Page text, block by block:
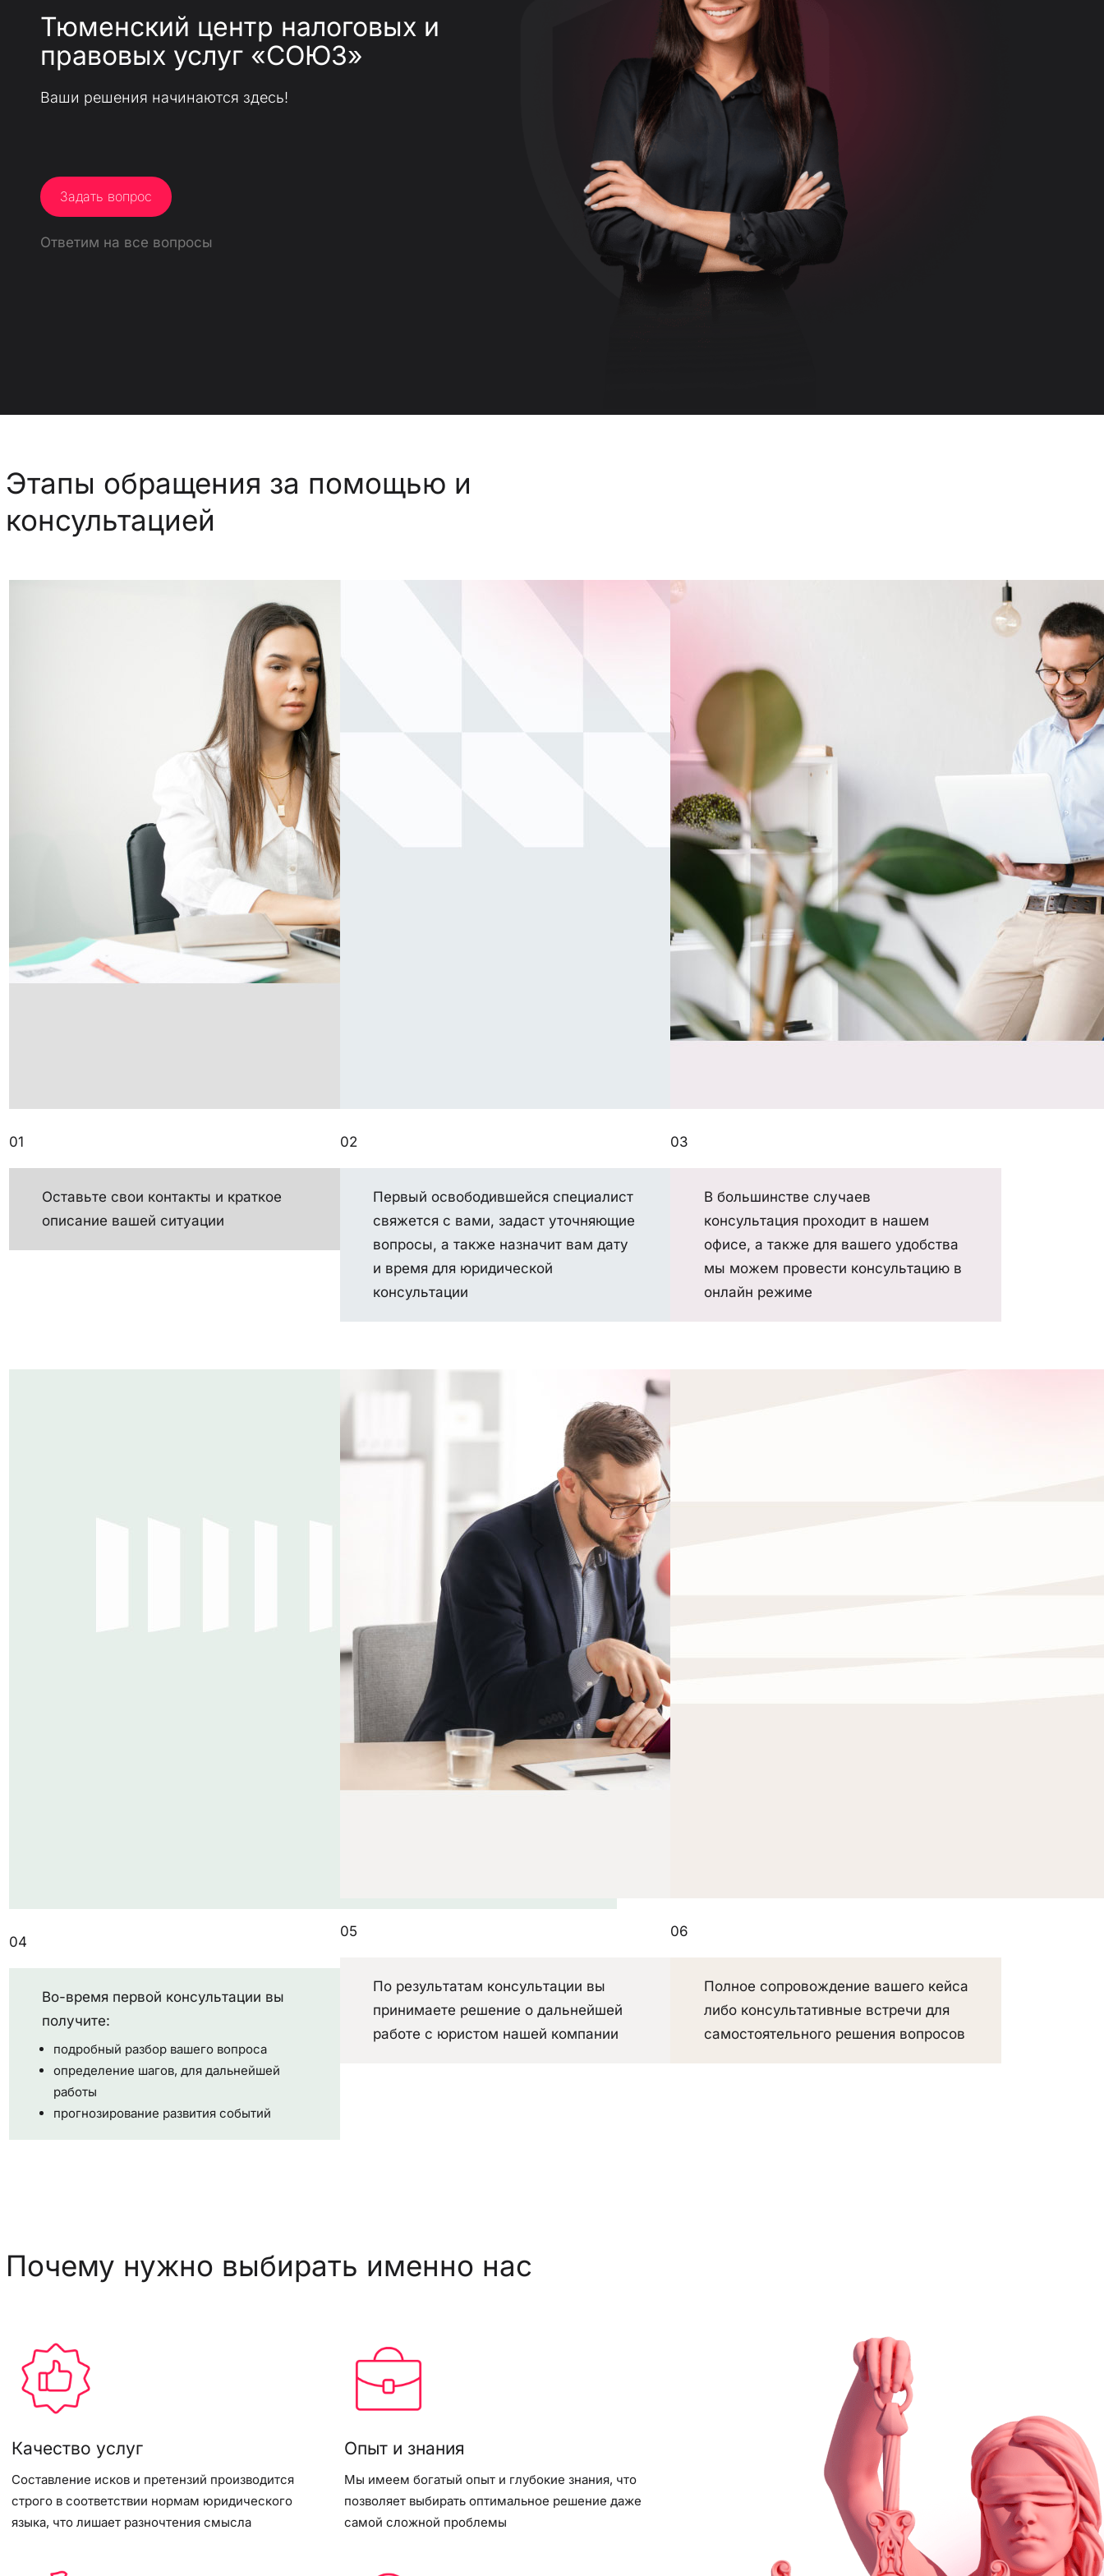
Тюменский центр налоговых и
правовых услуг «СОЮЗ»
Ваши решения начинаются здесь!
Задать вопрос
Ответим на все вопросы
Этапы обращения за помощью и
консультацией
01
Оставьте свои контакты и краткое
описание вашей ситуации
02
Первый освободившейся специалист
свяжется с вами, задаст уточняющие
вопросы, а также назначит вам дату
и время для юридической
консультации
03
В большинстве случаев
консультация проходит в нашем
офисе, а также для вашего удобства
мы можем провести консультацию в
онлайн режиме
04
Во-время первой консультации вы
получите:
подробный разбор вашего вопроса
определение шагов, для дальнейшей
работы
прогнозирование развития событий
05
По результатам консультации вы
принимаете решение о дальнейшей
работе с юристом нашей компании
06
Полное сопровождение вашего кейса
либо консультативные встречи для
самостоятельного решения вопросов
Почему нужно выбирать именно нас
Качество услуг
Составление исков и претензий производится
строго в соответствии нормам юридического
языка, что лишает разночтения смысла
Опыт и знания
Мы имеем богатый опыт и глубокие знания, что
позволяет выбирать оптимальное решение даже
самой сложной проблемы